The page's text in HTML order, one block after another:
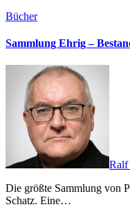
Bücher
Sammlung Ehrig –
Ralf
Die größte Sammlung von Phantastic und Utopischer Literatur findet sich in Buckau. Marianne Sydow (d.i. Marianne Ehrig) verwaltet dort nach dem Tode Ihres Mannes Heinz-Jürgen Ehrig einen gewaltigen
Schatz. Eine…